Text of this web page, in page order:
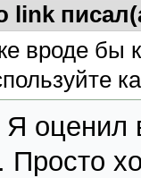
link
вроде бы
оценил
Просто